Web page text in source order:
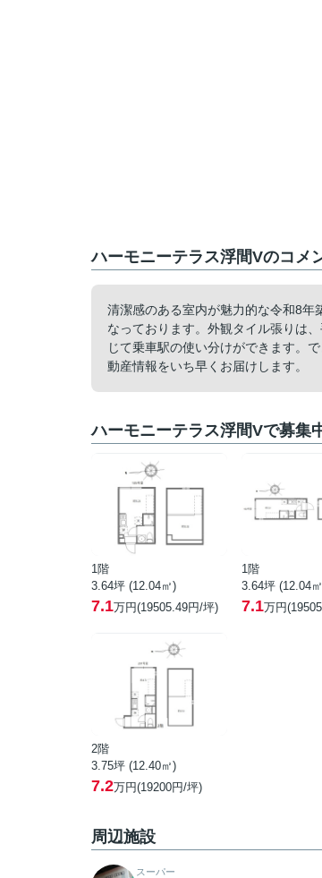
ハーモニーテラス浮間Vのコメ
清潔感のある室内が魅力的な令和8年
なっております。外観タイル張りは
じて乗車駅の使い分けができます。
動産情報をいち早くお届けします。
ハーモニーテラス浮間Vで募集
1階
3.64坪 (12.04㎡)
7.1万円(19505.49円/坪)
1階
3.64坪 (12.04
7.1万円
2階
3.75坪 (12.40㎡)
7.2万円(19200円/坪)
周辺施設
スーパー